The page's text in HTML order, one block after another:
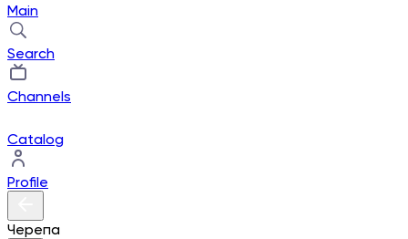
Main
Search
Channels
Catalog
Profile
Черепа